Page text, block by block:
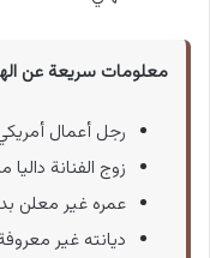
معلومات سريعة عن
رجل أعمال
زوج الفنانة داليا
عمره غير معلن
ديانته غير